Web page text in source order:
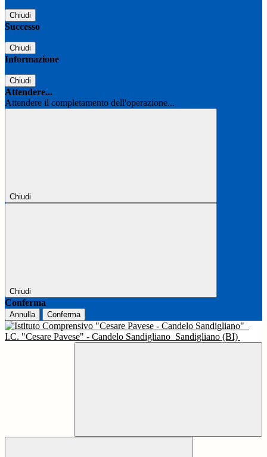
Chiudi
Successo
Chiudi
Informazione
Chiudi
Attendere...
Attendere il completamento dell'operazione...
Chiudi
Chiudi
Conferma
Annulla Conferma
I.C. "Cesare Pavese" - Candelo Sandigliano Sandigliano (BI)